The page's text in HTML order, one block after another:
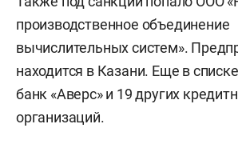
производственное объединение
вычислительных систем».
находится в Казани. Еще в
банк «Аверс» и 19 других
организаций.